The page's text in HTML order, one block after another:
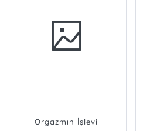
Orgazmın İşlevi